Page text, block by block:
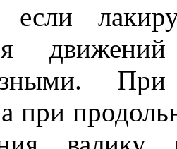
если
при